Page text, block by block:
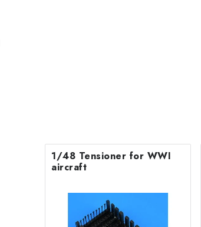
1/48 Tensioner for WWI
aircraft